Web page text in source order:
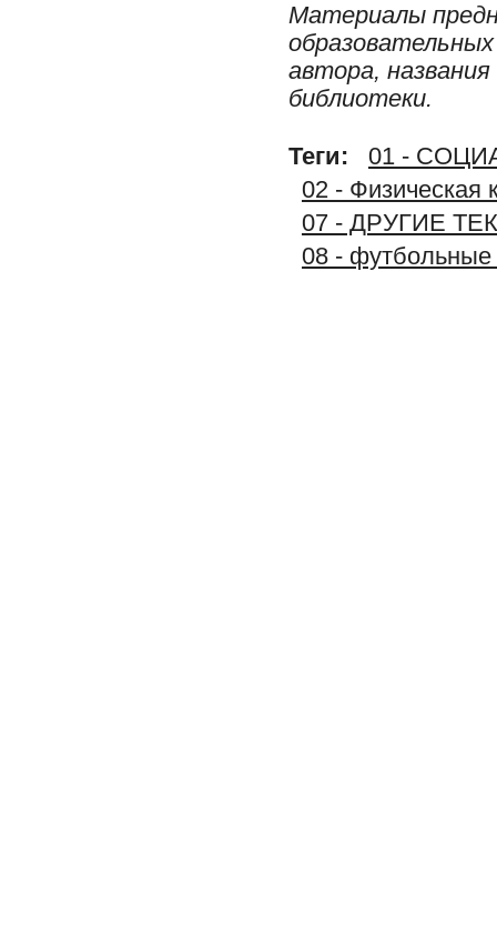
Материалы
автора,
библиотеки.
Теги:
01 -
02 - Физическая
07 - ДРУГИЕ
08 -